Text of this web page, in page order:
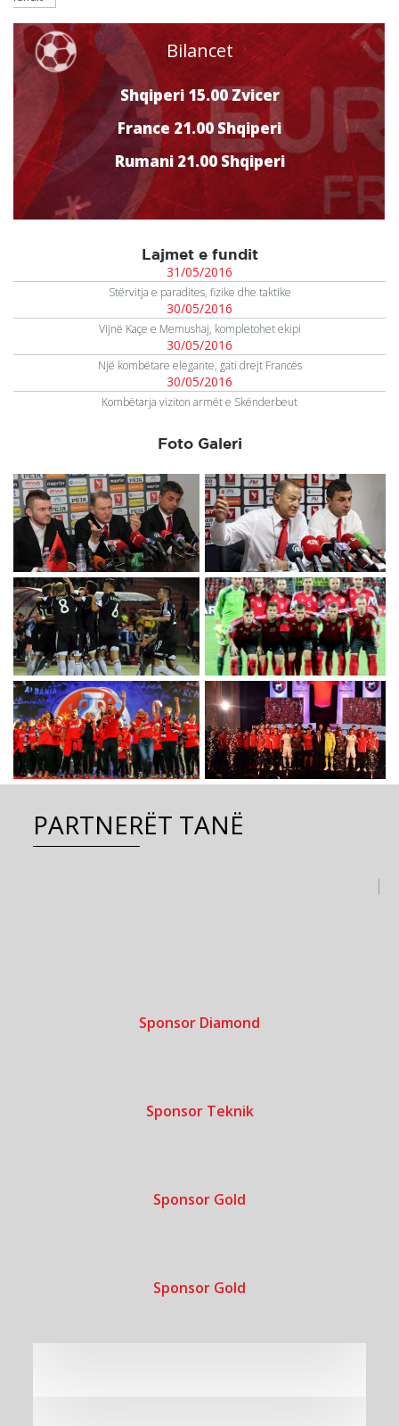
Bilancet
Shqiperi 15.00 Zvicer
France 21.00 Shqiperi
Rumani 21.00 Shqiperi
Lajmet e fundit
31/05/2016
Stërvitja e paradites, fizike dhe taktike
30/05/2016
Vijnë Kaçe e Memushaj, kompletohet ekipi
30/05/2016
Një kombëtare elegante, gati drejt Francës
30/05/2016
Kombëtarja viziton armët e Skënderbeut
Foto Galeri
PARTNERËT TANË
Sponsor Diamond
Sponsor Teknik
Sponsor Gold
Sponsor Gold